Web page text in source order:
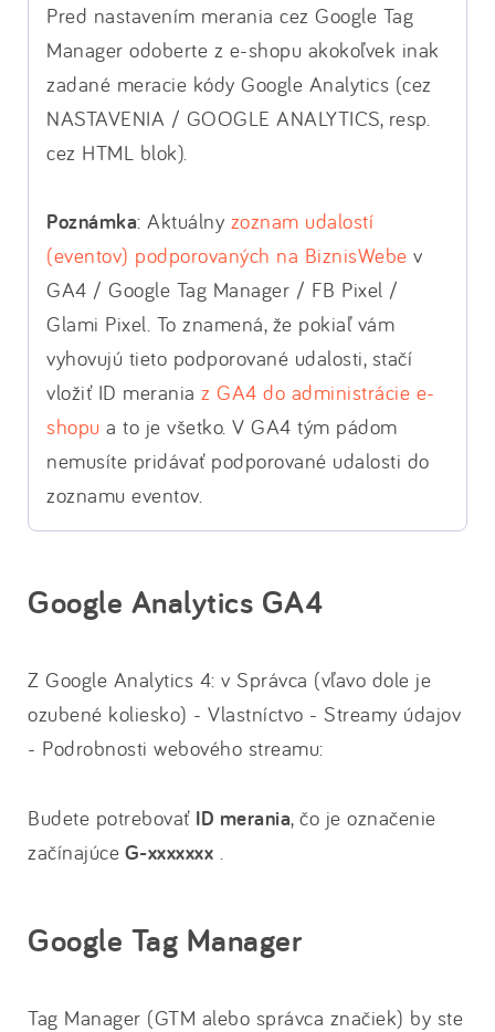
Pred nastavením merania cez Google Tag
Manager odoberte z e-shopu akokoľvek inak
zadané meracie kódy Google Analytics (cez
NASTAVENIA / GOOGLE ANALYTICS, resp.
cez HTML blok).
Poznámka: Aktuálny zoznam udalostí
(eventov) podporovaných na BiznisWebe v
GA4 / Google Tag Manager / FB Pixel /
Glami Pixel. To znamená, že pokiaľ vám
vyhovujú tieto podporované udalosti, stačí
vložiť ID merania z GA4 do administrácie e-
shopu a to je všetko. V GA4 tým pádom
nemusíte pridávať podporované udalosti do
zoznamu eventov.
Google Analytics GA4
Z Google Analytics 4: v Správca (vľavo dole je
ozubené koliesko) - Vlastníctvo - Streamy údajov
- Podrobnosti webového streamu:
Budete potrebovať ID merania, čo je označenie
začínajúce G-xxxxxxx .
Google Tag Manager
Tag Manager (GTM alebo správca značiek) by ste